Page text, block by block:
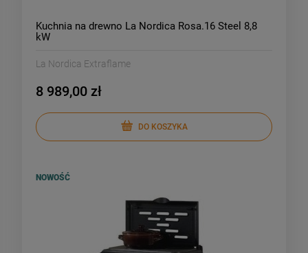
Kuchnia na drewno La Nordica Rosa.16 Steel 8,8
kW
La Nordica Extraflame
8 989,00 zł
DO KOSZYKA
NOWOŚĆ